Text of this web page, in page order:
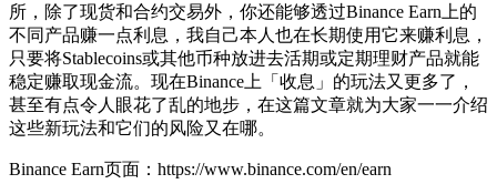
所，除了现货和合约交易外，你还能够透过Binance Earn上的
不同产品赚一点利息，我自己本人也在长期使用它来赚利息，
只要将Stablecoins或其他币种放进去活期或定期理财产品就能
稳定赚取现金流。现在Binance上「收息」的玩法又更多了，
甚至有点令人眼花了乱的地步，在这篇文章就为大家一一介绍
这些新玩法和它们的风险又在哪。
Binance Earn页面：https://www.binance.com/en/earn